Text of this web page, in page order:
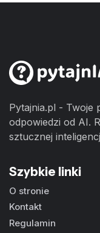
Pytajnia.pl - Twoje
odpowiedzi od AI.
sztucznej
Szybkie linki
O stronie
Kontakt
Regulamin